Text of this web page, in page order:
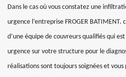
Dans le cas où vous constatez une
urgence l’entreprise FROGER
d’une équipe de couvreurs qualifiés qui
urgence sur votre structure pour le
réalisations sont toujours soignées et